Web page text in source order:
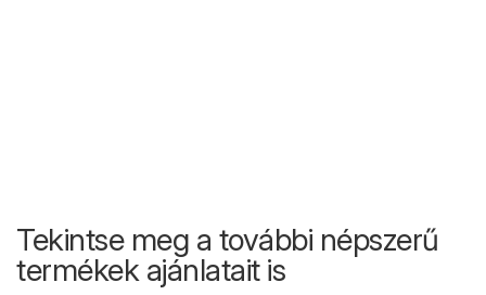
Tekintse meg a további népszerű
termékek ajánlatait is